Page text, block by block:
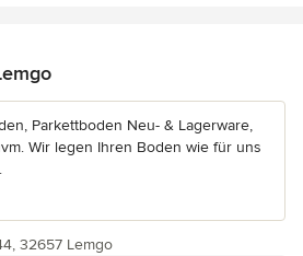
Parkettboden Neu- & Lagerware,
Wir legen Ihren Boden wie für uns
32657 Lemgo